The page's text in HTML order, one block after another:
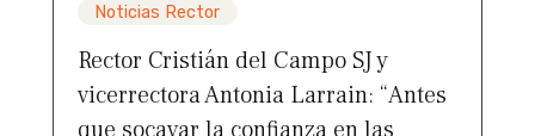
Noticias Rector
Rector Cristián del Campo SJ y
vicerrectora Antonia Larrain: “Antes
que socavar la confianza en las